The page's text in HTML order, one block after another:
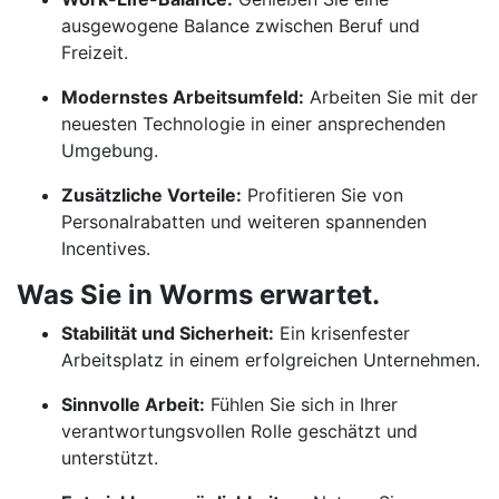
ausgewogene Balance zwischen Beruf und
Freizeit.
Modernstes Arbeitsumfeld: Arbeiten Sie mit der
neuesten Technologie in einer ansprechenden
Umgebung.
Zusätzliche Vorteile: Profitieren Sie von
Personalrabatten und weiteren spannenden
Incentives.
Was Sie in Worms erwartet.
Stabilität und Sicherheit: Ein krisenfester
Arbeitsplatz in einem erfolgreichen Unternehmen.
Sinnvolle Arbeit: Fühlen Sie sich in Ihrer
verantwortungsvollen Rolle geschätzt und
unterstützt.